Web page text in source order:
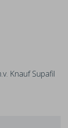
Knauf Supafil